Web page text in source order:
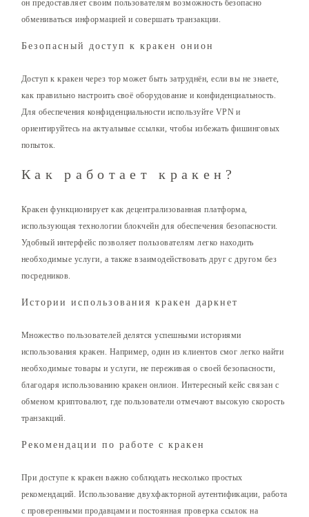
он предоставляет своим пользователям возможность безопасно
обмениваться информацией и совершать транзакции.
Безопасный доступ к кракен онион
Доступ к кракен через тор может быть затруднён, если вы не знаете,
как правильно настроить своё оборудование и конфиденциальность.
Для обеспечения конфиденциальности используйте VPN и
ориентируйтесь на актуальные ссылки, чтобы избежать фишинговых
попыток.
Как работает кракен?
Кракен функционирует как децентрализованная платформа,
использующая технологии блокчейн для обеспечения безопасности.
Удобный интерфейс позволяет пользователям легко находить
необходимые услуги, а также взаимодействовать друг с другом без
посредников.
Истории использования кракен даркнет
Множество пользователей делятся успешными историями
использования кракен. Например, один из клиентов смог легко найти
необходимые товары и услуги, не переживая о своей безопасности,
благодаря использованию кракен онлион. Интересный кейс связан с
обменом криптовалют, где пользователи отмечают высокую скорость
транзакций.
Рекомендации по работе с кракен
При доступе к кракен важно соблюдать несколько простых
рекомендаций. Использование двухфакторной аутентификации, работа
с проверенными продавцами и постоянная проверка ссылок на